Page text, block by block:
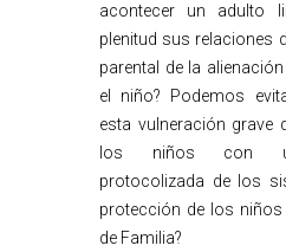
acontecer un adulto
plenitud sus relaciones
parental de la
el niño? Podemos
esta vulneración grave
los niños con
protocolizada de los
protección de los
de Familia?